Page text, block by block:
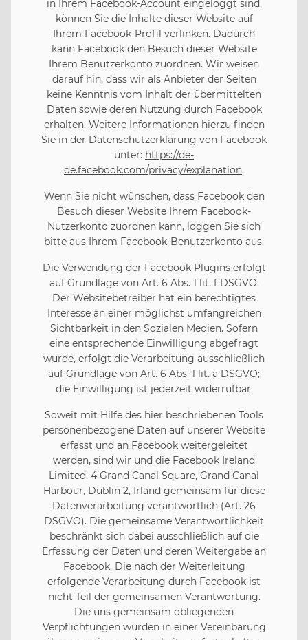
in Ihrem Facebook-Account eingeloggt sind,
können Sie die Inhalte dieser Website auf
Ihrem Facebook-Profil verlinken. Dadurch
kann Facebook den Besuch dieser Website
Ihrem Benutzerkonto zuordnen. Wir weisen
darauf hin, dass wir als Anbieter der Seiten
keine Kenntnis vom Inhalt der übermittelten
Daten sowie deren Nutzung durch Facebook
erhalten. Weitere Informationen hierzu finden
Sie in der Datenschutzerklärung von Facebook
unter: https://de-
de.facebook.com/privacy/explanation.
Wenn Sie nicht wünschen, dass Facebook den
Besuch dieser Website Ihrem Facebook-
Nutzerkonto zuordnen kann, loggen Sie sich
bitte aus Ihrem Facebook-Benutzerkonto aus.
Die Verwendung der Facebook Plugins erfolgt
auf Grundlage von Art. 6 Abs. 1 lit. f DSGVO.
Der Websitebetreiber hat ein berechtigtes
Interesse an einer möglichst umfangreichen
Sichtbarkeit in den Sozialen Medien. Sofern
eine entsprechende Einwilligung abgefragt
wurde, erfolgt die Verarbeitung ausschließlich
auf Grundlage von Art. 6 Abs. 1 lit. a DSGVO;
die Einwilligung ist jederzeit widerrufbar.
Soweit mit Hilfe des hier beschriebenen Tools
personenbezogene Daten auf unserer Website
erfasst und an Facebook weitergeleitet
werden, sind wir und die Facebook Ireland
Limited, 4 Grand Canal Square, Grand Canal
Harbour, Dublin 2, Irland gemeinsam für diese
Datenverarbeitung verantwortlich (Art. 26
DSGVO). Die gemeinsame Verantwortlichkeit
beschränkt sich dabei ausschließlich auf die
Erfassung der Daten und deren Weitergabe an
Facebook. Die nach der Weiterleitung
erfolgende Verarbeitung durch Facebook ist
nicht Teil der gemeinsamen Verantwortung.
Die uns gemeinsam obliegenden
Verpflichtungen wurden in einer Vereinbarung